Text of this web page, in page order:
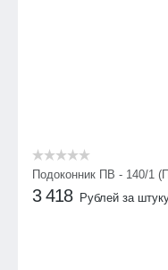
Подоконник ПВ - 140/1
3 418 Рублей за